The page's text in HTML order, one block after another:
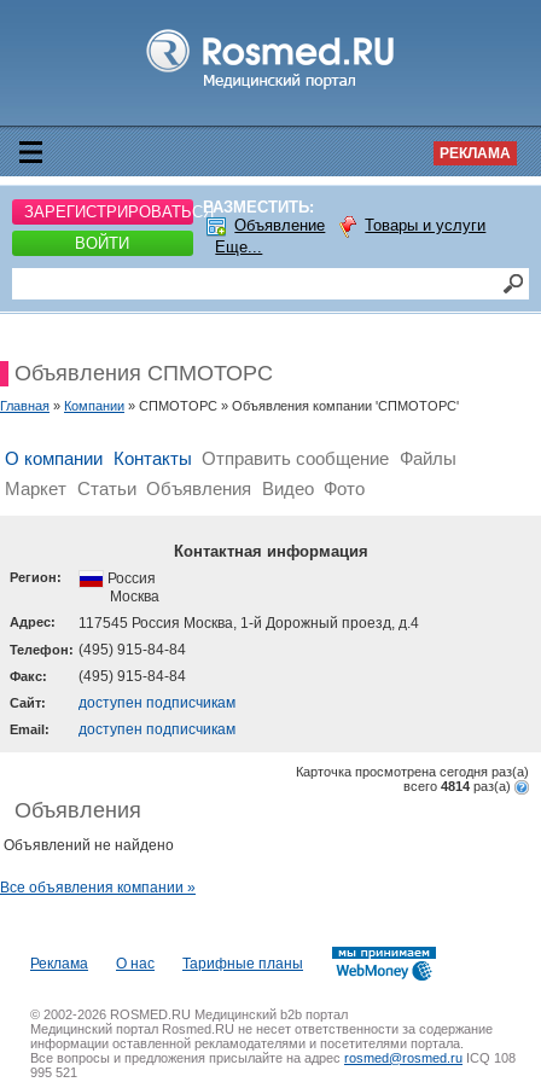
РЕКЛАМА
ЗАРЕГИСТРИРОВАТЬСЯ
ВОЙТИ
РАЗМЕСТИТЬ:
Объявление
Товары и услуги
Еще...
Объявления СПМОТОРС
Главная » Компании » СПМОТОРС » Объявления компании 'СПМОТОРС'
О компании Контакты Отправить сообщение Файлы
Маркет Статьи Объявления Видео Фото
Контактная информация
Регион:
Россия
Москва
Адрес: 117545 Россия Москва, 1-й Дорожный проезд, д.4
Телефон: (495) 915-84-84
Факс: (495) 915-84-84
Cайт: доступен подписчикам
Email: доступен подписчикам
Карточка просмотрена сегодня раз(a)
всего 4814 раз(a)
Объявления
Объявлений не найдено
Все объявления компании »
Реклама О нас Тарифные планы
© 2002-2026 ROSMED.RU Медицинский b2b портал
Медицинский портал Rosmed.RU не несет ответственности за содержание
информации оставленной рекламодателями и посетителями портала.
Все вопросы и предложения присылайте на адрес rosmed@rosmed.ru ICQ 108
995 521